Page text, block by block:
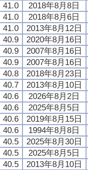
41.0
2018年8月8日
41.0
2018年8月6日
41.0
2013年8月12日
40.9
2020年8月16日
40.9
2007年8月16日
40.9
2007年8月16日
40.8
2018年8月23日
40.7
2013年8月10日
40.6
2026年8月2日
40.6
2025年8月5日
40.6
2019年8月15日
40.6
1994年8月8日
40.5
2025年8月30日
40.5
2025年8月5日
40.5 2013年8月10日